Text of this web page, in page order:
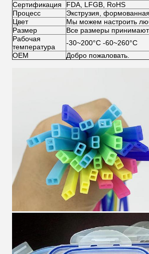
Сертификация
FDA, LFGB, RoHS
Процесс
Экструзия, формованная
Цвет
Мы можем настроить
Размер
Все размеры
Рабочая
температура
-30~200°С -60~260°С
OEM
Добро пожаловать.